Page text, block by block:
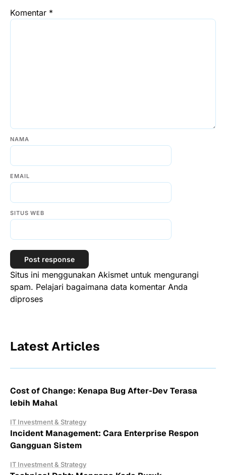
Komentar *
NAMA
EMAIL
SITUS WEB
Situs ini menggunakan Akismet untuk mengurangi
spam. Pelajari bagaimana data komentar Anda
diproses
Latest Articles
Cost of Change: Kenapa Bug After-Dev Terasa
lebih Mahal
IT Investment & Strategy
Incident Management: Cara Enterprise Respon
Gangguan Sistem
IT Investment & Strategy